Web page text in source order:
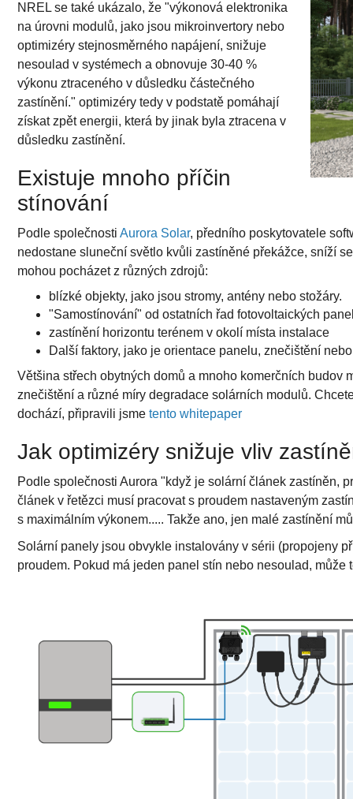
NREL se také ukázalo, že "výkonová elektronika
na úrovni modulů, jako jsou mikroinvertory nebo
optimizéry stejnosměrného napájení, snižuje
nesoulad v systémech a obnovuje 30-40 %
výkonu ztraceného v důsledku částečného
zastínění." optimizéry tedy v podstatě pomáhají
získat zpět energii, která by jinak byla ztracena v
důsledku zastínění.
Existuje mnoho příčin
stínování
Podle společnostiAurora Solar, předního poskytovatele
nedostane sluneční světlo kvůli zastíněné překážce, sníží
mohou pocházet z různých zdrojů:
blízké objekty, jako jsou stromy, antény nebo stožáry.
"Samostínování" od ostatních řad fotovoltaických
zastínění horizontu terénem v okolí místa instalace
Další faktory, jako je orientace panelu, znečištění
Většina střech obytných domů a mnoho komerčních
znečištění a různé míry degradace solárních modulů.
dochází, připravili jsmetento whitepaper
Jak optimizéry snižuje vliv
Podle společnosti Aurora "když je solární článek zastíněn,
článek v řetězci musí pracovat s proudem nastaveným
s maximálním výkonem..... Takže ano, jen malé zastínění
Solární panely jsou obvykle instalovány v sérii (propojeny
proudem. Pokud má jeden panel stín nebo nesoulad,